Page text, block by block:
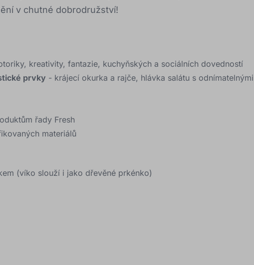
v chutné dobrodružství!
kreativity, fantazie, kuchyňských a sociálních dovedností
prvky - krájecí okurka a rajče, hlávka salátu s odnímatelnými
řady Fresh
materiálů
(víko slouží i jako dřevěné prkénko)